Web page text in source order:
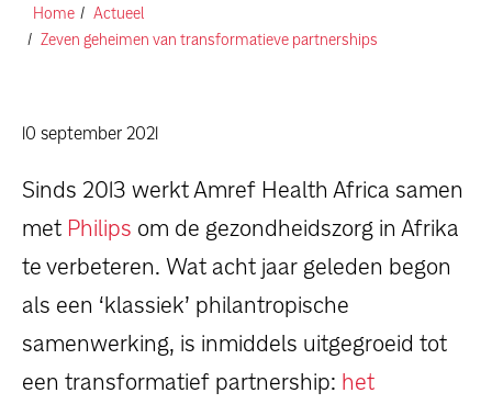
persoonlijke verhalen
voor bedrijven
contact
pers
Home
Actueel
Zeven geheimen van transformatieve partnerships
10 september 2021
Sinds 2013 werkt Amref Health Africa samen
met Philips om de gezondheidszorg in Afrika
te verbeteren. Wat acht jaar geleden begon
als een ‘klassiek’ philantropische
samenwerking, is inmiddels uitgegroeid tot
een transformatief partnership: het